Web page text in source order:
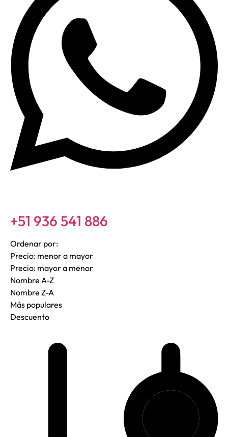
+51 936 541 886
Ordenar por:
Precio: menor a mayor
Precio: mayor a menor
Nombre A-Z
Nombre Z-A
Más populares
Descuento